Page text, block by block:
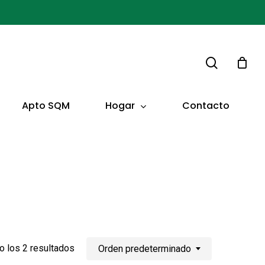
Apto SQM Hogar Contacto
los 2 resultados Orden predeterminado